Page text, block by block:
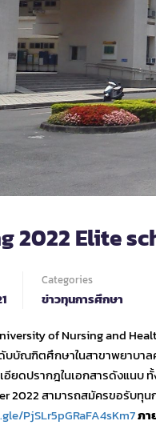
2022 Elite
Categories
ข่าวทุนการศึกษา
of Nursing and
บบัณฑิตศึกษาในสาขาพยาบา
ยดปรากฎในเอกสารดังแนบ
2022 สามารถสมัครขอรับทุ
PjSLr5pGRaFA4sKm7ภา